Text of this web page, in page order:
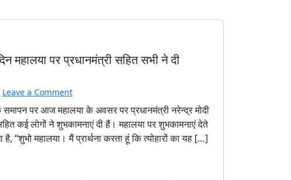
महालया पर प्रधानमंत्री सहित सभी ने दी
Leave a Comment
समापन पर आज महालया के अवसर पर प्रधानमंत्री नरेन्द्र मोदी
कई लोगों ने शुभकामनाएं दी हैं। महालया पर शुभकामनाएं देते
‘‘शुभो महालया। मैं प्रार्थना करता हूं कि त्योहारों का यह […]